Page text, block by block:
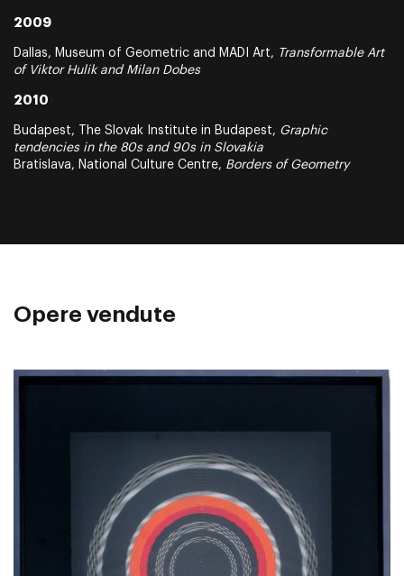
2009
Dallas, Museum of Geometric and MADI Art, Transformable Art
of Viktor Hulik and Milan Dobes
2010
Budapest, The Slovak Institute in Budapest, Graphic
tendencies in the 80s and 90s in Slovakia
Bratislava, National Culture Centre, Borders of Geometry
Opere vendute